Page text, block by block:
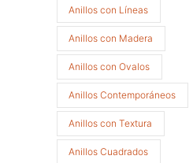
Anillos con Líneas
Anillos con Madera
Anillos con Ovalos
Anillos Contemporáneos
Anillos con Textura
Anillos Cuadrados